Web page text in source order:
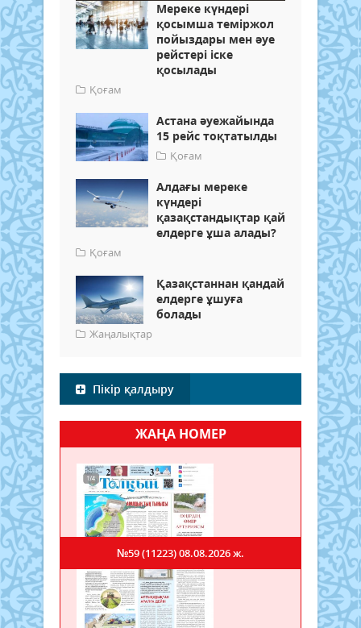
Мереке күндері
қосымша теміржол
пойыздары мен әуе
рейстері іске
қосылады
Қоғам
Астана әуежайында
15 рейс тоқтатылды
Қоғам
Алдағы мереке
күндері
қазақстандықтар қай
елдерге ұша алады?
Қоғам
Қазақстаннан қандай
елдерге ұшуға
болады
Жаңалықтар
Пікір қалдыру
ЖАҢА НОМЕР
№59 (11223)08.08.2026 ж.